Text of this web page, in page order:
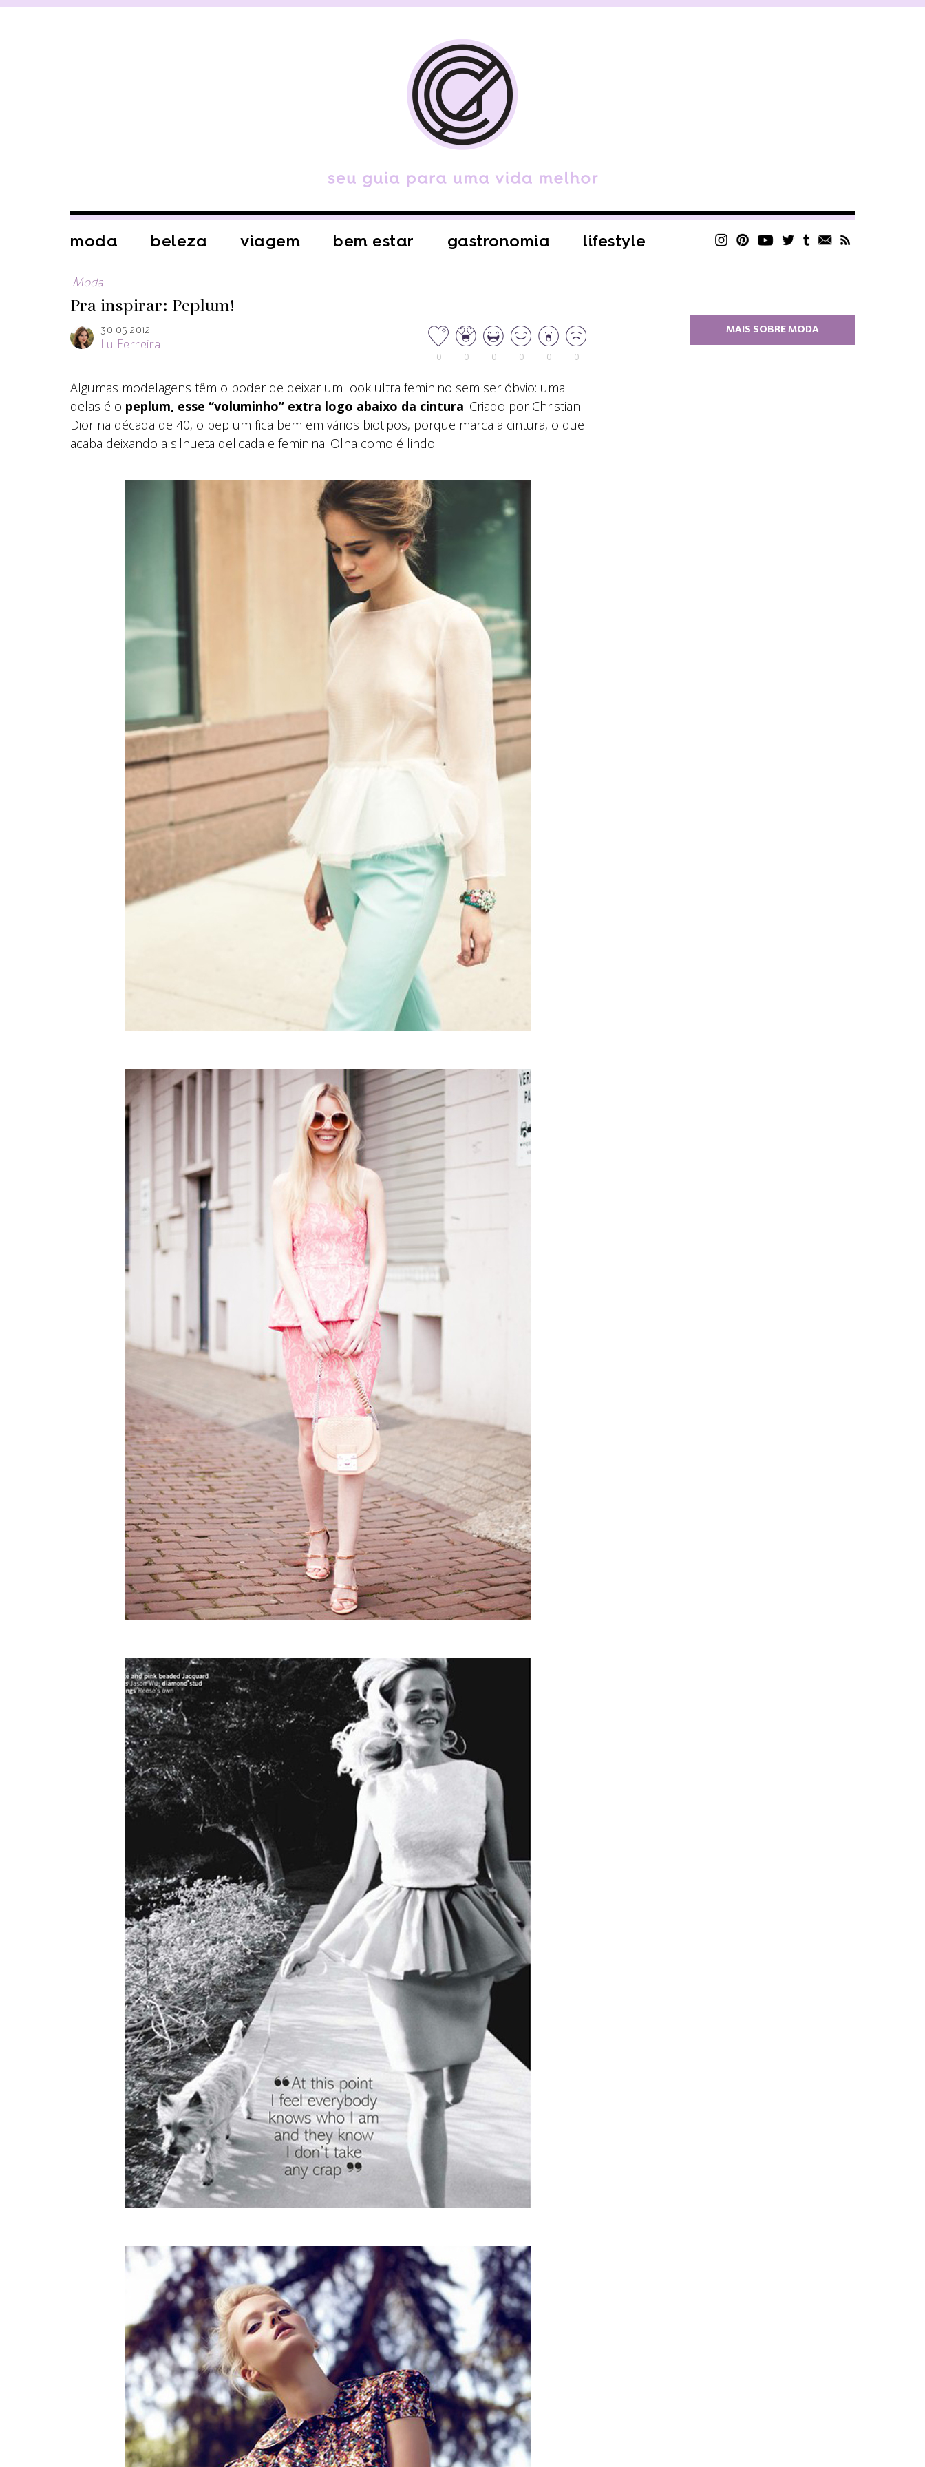
moda beleza viagem bem estar gastronomia lifestyle
Moda
Pra inspirar: Peplum!
30.05.2012
Lu Ferreira
0 0 0 0 0 0
Algumas modelagens têm o poder de deixar um look ultra feminino sem ser óbvio: uma
delas é o peplum, esse “voluminho” extra logo abaixo da cintura. Criado por Christian
Dior na década de 40, o peplum fica bem em vários biotipos, porque marca a cintura, o que
acaba deixando a silhueta delicada e feminina. Olha como é lindo:
MAIS SOBRE MODA